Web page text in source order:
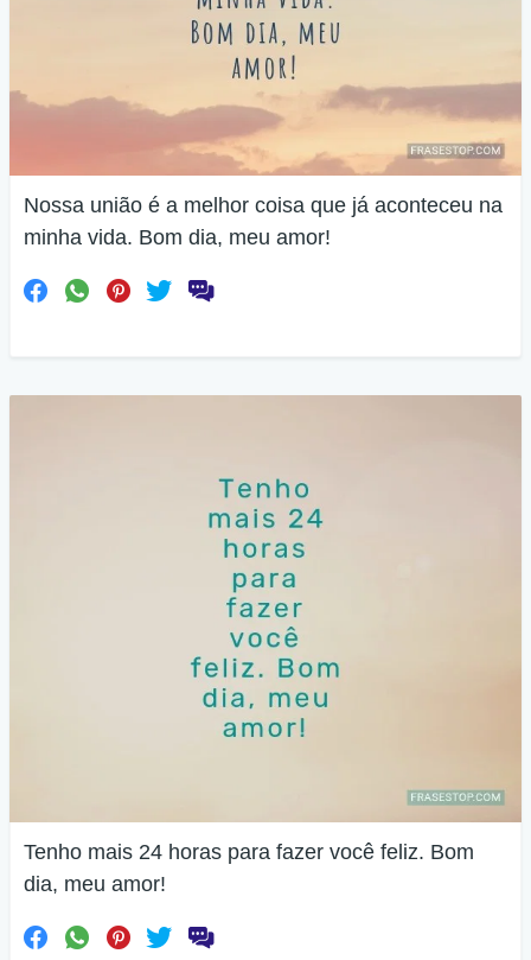
Nossa união é a melhor coisa que já aconteceu na
minha vida. Bom dia, meu amor!
Tenho mais 24 horas para fazer você feliz. Bom
dia, meu amor!